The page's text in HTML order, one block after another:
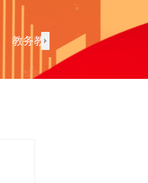
教务教学 校园文化